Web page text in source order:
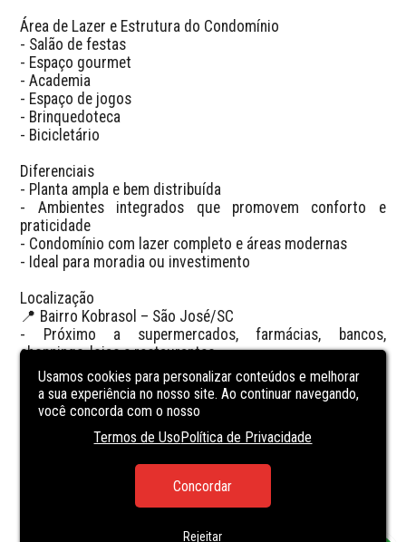
Área de Lazer e Estrutura do Condomínio
- Salão de festas
- Espaço gourmet
- Academia
- Espaço de jogos
- Brinquedoteca
- Bicicletário
Diferenciais
- Planta ampla e bem distribuída
- Ambientes integrados que promovem conforto e
praticidade
- Condomínio com lazer completo e áreas modernas
- Ideal para moradia ou investimento
Localização
📍 Bairro Kobrasol – São José/SC
- Próximo a supermercados, farmácias, bancos,
shoppings, lojas e restaurantes
- Fácil acesso à BR-101 e ao centro de Florianópolis
💬 Viva com conforto, modernidade e qualidade de vida
CARACTERÍSTICASDA UNIDADE
Usamos cookies para personalizar conteúdos e melhorar
a sua experiência no nosso site. Ao continuar navegando,
você concorda com o nosso
Termos de UsoPolítica de Privacidade
Concordar
Rejeitar